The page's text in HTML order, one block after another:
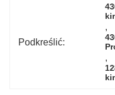
Podkreślić:
,
,